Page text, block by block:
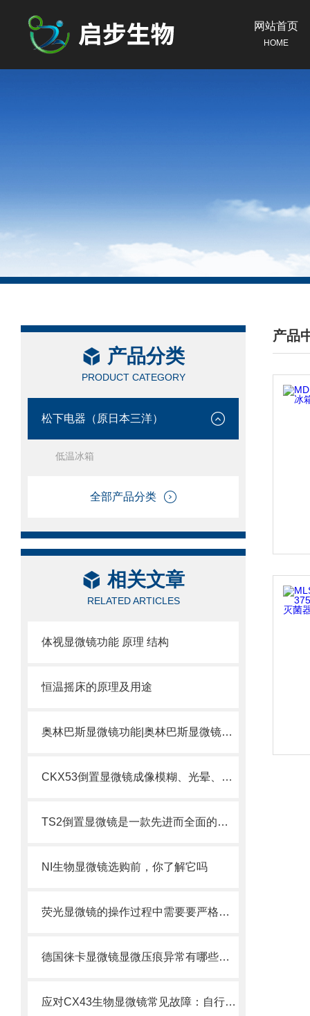
网站首页
HOME
产品分类
PRODUCT CATEGORY
松下电器（原日本三洋）
低温冰箱
全部产品分类
相关文章
RELATED ARTICLES
体视显微镜功能 原理 结构
恒温摇床的原理及用途
奥林巴斯显微镜功能|奥林巴斯显微镜区别
CKX53倒置显微镜成像模糊、光晕、色差故障排查与维修技巧
TS2倒置显微镜是一款先进而全面的科学研究工具
NI生物显微镜选购前，你了解它吗
荧光显微镜的操作过程中需要要严格遵照说明书的指示
德国徕卡显微镜显微压痕异常有哪些判别方法
应对CX43生物显微镜常见故障：自行排查与解决妙招
产品
/